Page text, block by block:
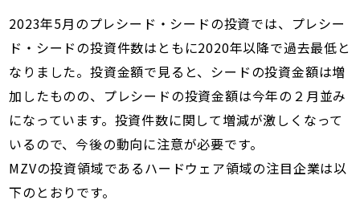
2023年5月のプレシード・シードの投資では、プレシー
ド・シードの投資件数はともに2020年以降で過去最低と
なりました。投資金額で見ると、シードの投資金額は増
加したものの、プレシードの投資金額は今年の２月並み
になっています。投資件数に関して増減が激しくなって
いるので、今後の動向に注意が必要です。
MZVの投資領域であるハードウェア領域の注目企業は以
下のとおりです。